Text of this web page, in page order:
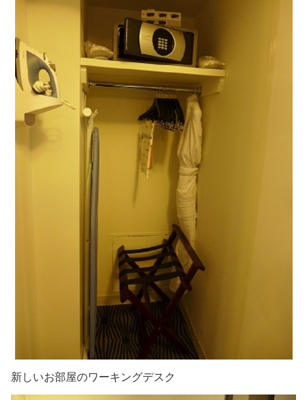
新しいお部屋のワーキングデスク